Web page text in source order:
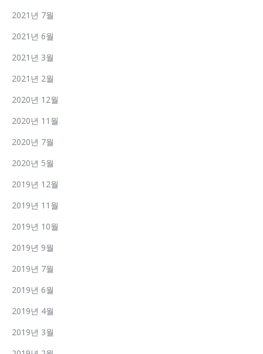
2021년 7월
2021년 6월
2021년 3월
2021년 2월
2020년 12월
2020년 11월
2020년 7월
2020년 5월
2019년 12월
2019년 11월
2019년 10월
2019년 9월
2019년 7월
2019년 6월
2019년 4월
2019년 3월